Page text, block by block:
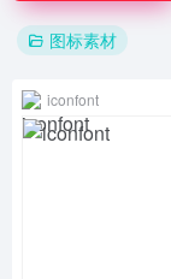
图标素材
iconfont